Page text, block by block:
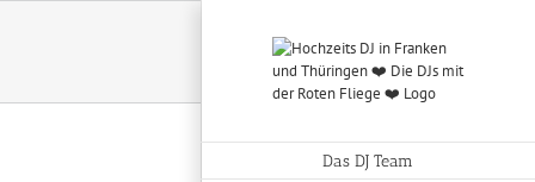
Das DJ Team